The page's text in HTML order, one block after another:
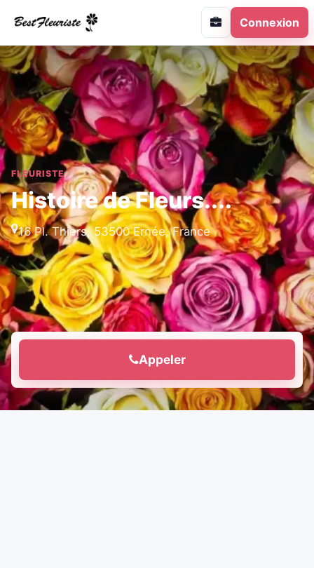
Connexion
FLEURISTE
Histoire de Fleurs....
16 Pl. Thiers, 53500 Ernée, France
Appeler